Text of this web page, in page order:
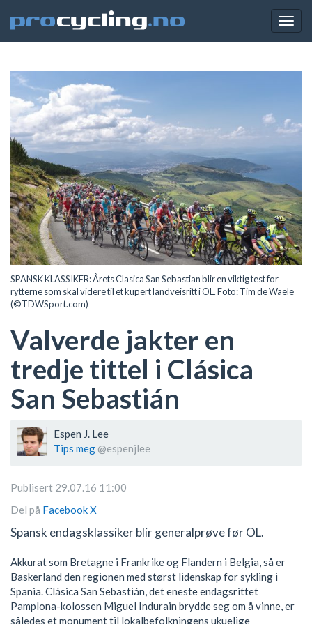
SPANSK KLASSIKER: Årets Clasica San Sebastian blir en viktig test for
rytterne som skal videre til et kupert landveisritt i OL. Foto: Tim de Waele
(©TDWSport.com)
Valverde jakter en
tredje tittel i Clásica
San Sebastián
Espen J. Lee
Tips meg @espenjlee
Publisert 29.07.16 11:00
Del på FacebookX
Spansk endagsklassiker blir generalprøve før OL.
Akkurat som Bretagne i Frankrike og Flandern i Belgia, så er
Baskerland den regionen med størst lidenskap for sykling i
Spania. Clásica San Sebastián, det eneste endagsrittet
Pamplona-kolossen Miguel Indurain brydde seg om å vinne, er
således et monument til lokalbefolkningens ukuelige